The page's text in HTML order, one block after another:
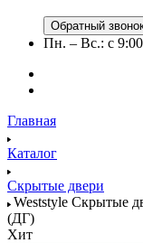
Обратный
Пн. – Вс.: с
Главная
Каталог
Скрытые двери
Weststyle Скрытые
(ДГ)
Хит